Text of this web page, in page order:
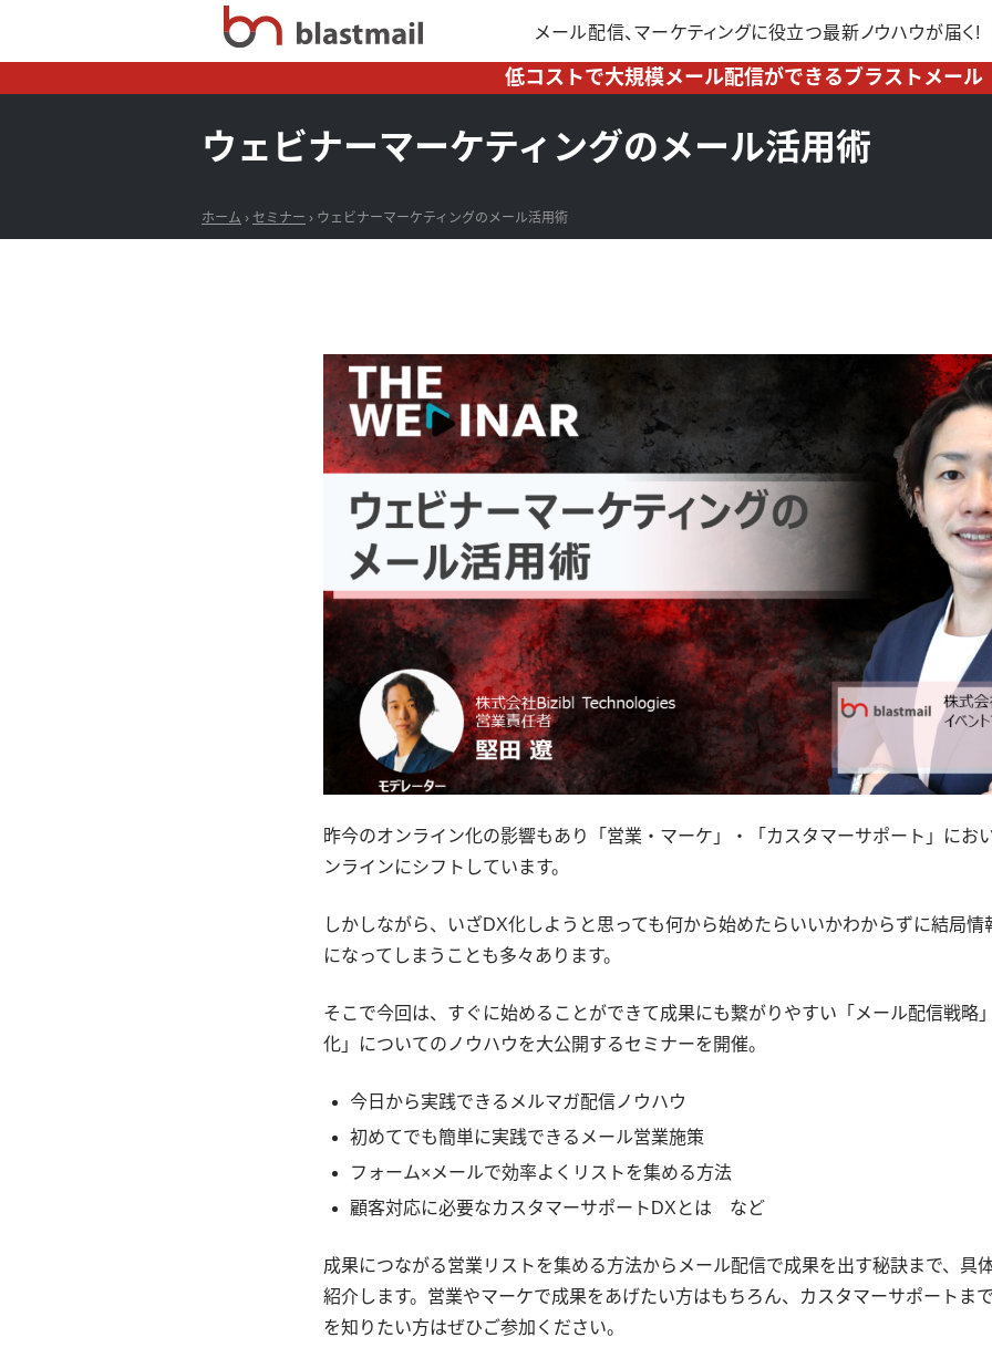
メール配信、マーケティングに役立つ最新ノウハウが届く!
低コストで大規模メール配信ができるブラストメール
ウェビナーマーケティングのメール活用術
ホーム › セミナー › ウェビナーマーケティングのメール活用術
昨今のオンライン化の影響もあり「営業・マーケ」・「カスタマーサポート」にお
ンラインにシフトしています。
しかしながら、いざDX化しようと思っても何から始めたらいいかわからずに結局情
になってしまうことも多々あります。
そこで今回は、すぐに始めることができて成果にも繋がりやすい「メール配信戦略
化」についてのノウハウを大公開するセミナーを開催。
今日から実践できるメルマガ配信ノウハウ
初めてでも簡単に実践できるメール営業施策
フォーム×メールで効率よくリストを集める方法
顧客対応に必要なカスタマーサポートDXとは など
成果につながる営業リストを集める方法からメール配信で成果を出す秘訣まで、具
紹介します。営業やマーケで成果をあげたい方はもちろん、カスタマーサポートま
を知りたい方はぜひご参加ください。